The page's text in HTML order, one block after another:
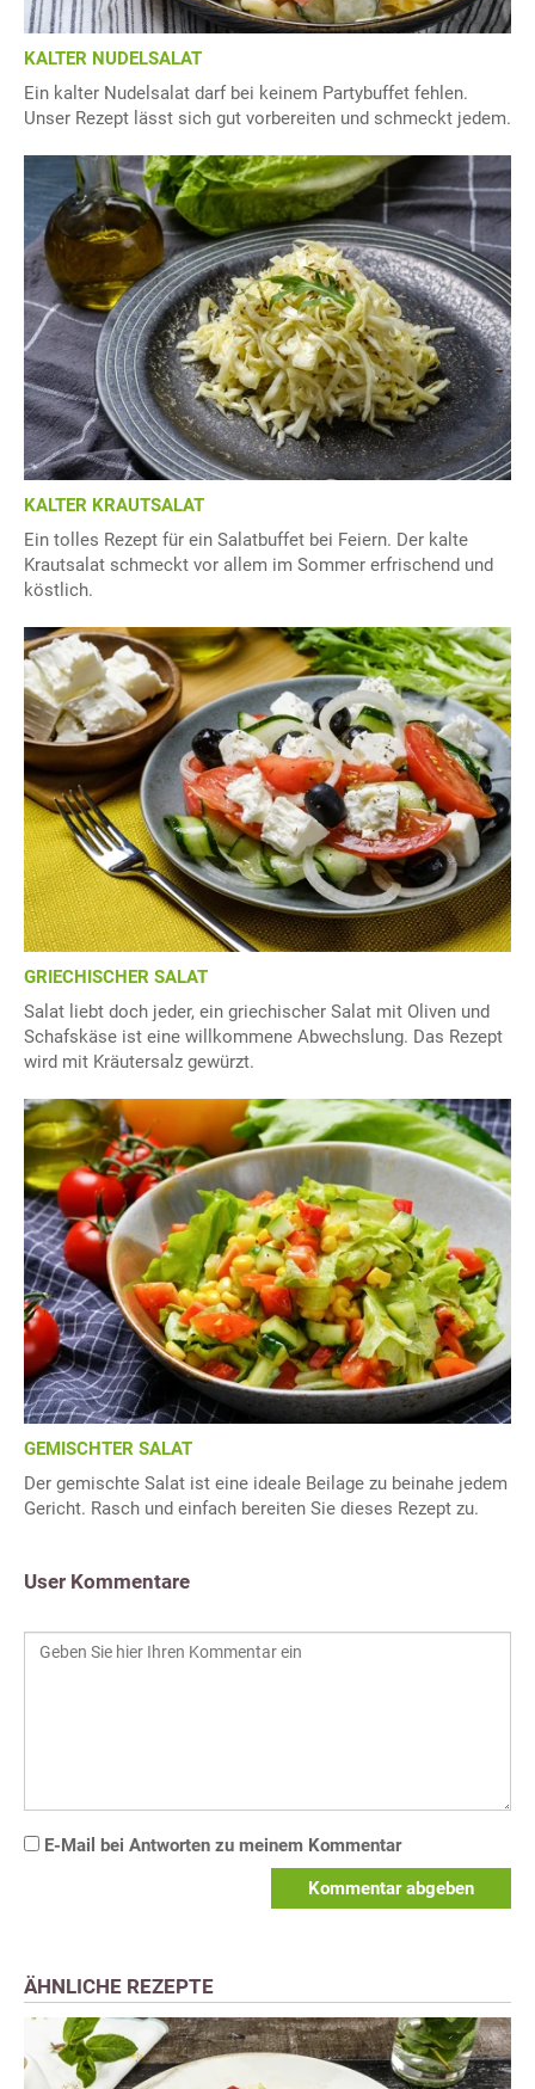
KALTER NUDELSALAT
Ein kalter Nudelsalat darf bei keinem Partybuffet fehlen.
Unser Rezept lässt sich gut vorbereiten und schmeckt jedem.
KALTER KRAUTSALAT
Ein tolles Rezept für ein Salatbuffet bei Feiern. Der kalte
Krautsalat schmeckt vor allem im Sommer erfrischend und
köstlich.
GRIECHISCHER SALAT
Salat liebt doch jeder, ein griechischer Salat mit Oliven und
Schafskäse ist eine willkommene Abwechslung. Das Rezept
wird mit Kräutersalz gewürzt.
GEMISCHTER SALAT
Der gemischte Salat ist eine ideale Beilage zu beinahe jedem
Gericht. Rasch und einfach bereiten Sie dieses Rezept zu.
User Kommentare
E-Mail bei Antworten zu meinem Kommentar
Kommentar abgeben
ÄHNLICHE REZEPTE